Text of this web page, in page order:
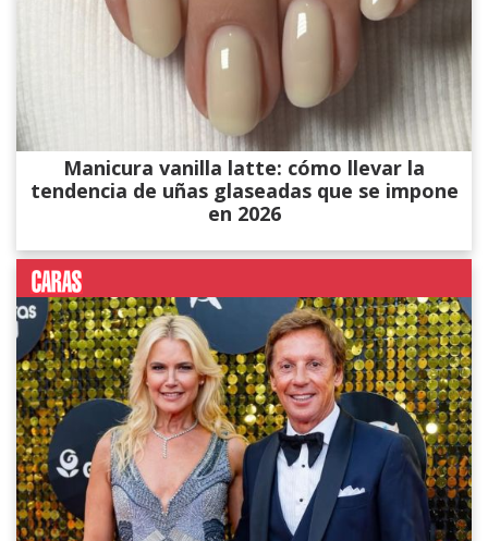
Manicura vanilla latte: cómo llevar la
tendencia de uñas glaseadas que se impone
en 2026